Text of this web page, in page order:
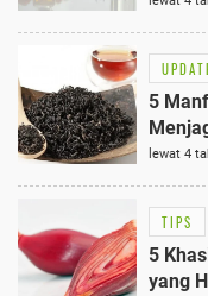
5
lewat 4
TIPS
5
yang